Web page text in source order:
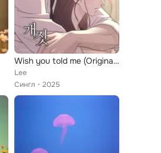
Wish you told me (Original Webtoon Soundtrack from Naver Webtoon "Dirty Deeds")
Lee
Сингл
2025